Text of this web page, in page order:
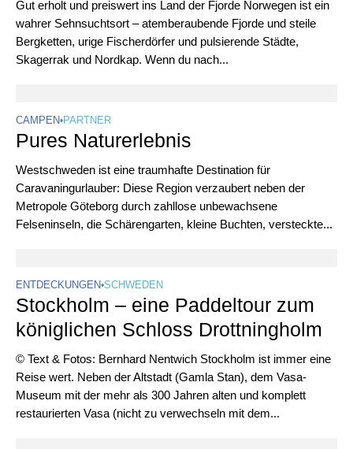
Gut erholt und preiswert ins Land der Fjorde Norwegen ist ein
wahrer Sehnsuchtsort – atemberaubende Fjorde und steile
Bergketten, urige Fischerdörfer und pulsierende Städte,
Skagerrak und Nordkap. Wenn du nach...
CAMPEN•PARTNER
Pures Naturerlebnis
Westschweden ist eine traumhafte Destination für
Caravaningurlauber: Diese Region verzaubert neben der
Metropole Göteborg durch zahllose unbewachsene
Felseninseln, die Schärengarten, kleine Buchten, versteckte...
ENTDECKUNGEN•SCHWEDEN
Stockholm – eine Paddeltour zum
königlichen Schloss Drottningholm
© Text & Fotos: Bernhard Nentwich Stockholm ist immer eine
Reise wert. Neben der Altstadt (Gamla Stan), dem Vasa-
Museum mit der mehr als 300 Jahren alten und komplett
restaurierten Vasa (nicht zu verwechseln mit dem...